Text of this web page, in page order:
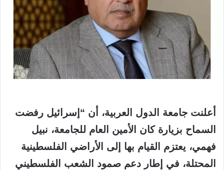
أعلنت جامعة الدول العربية، أن “إسرائيل رفضت
السماح بزيارة كان الأمين العام للجامعة، نبيل
فهمي، يعتزم القيام بها إلى الأراضي الفلسطينية
المحتلة، في إطار دعم صمود الشعب الفلسطيني